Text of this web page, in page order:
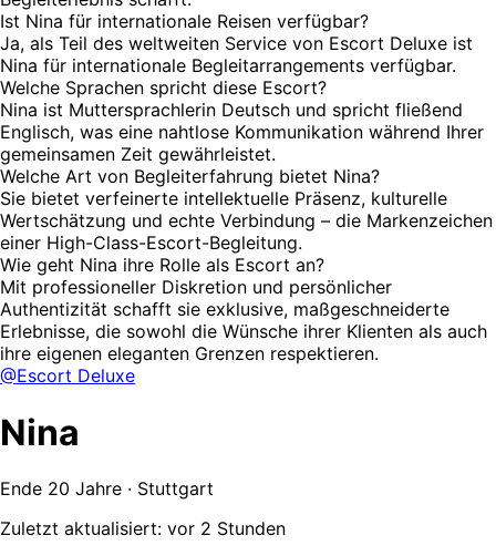
Ist Nina für internationale Reisen verfügbar?
Ja, als Teil des weltweiten Service von Escort Deluxe ist
Nina für internationale Begleitarrangements verfügbar.
Welche Sprachen spricht diese Escort?
Nina ist Muttersprachlerin Deutsch und spricht fließend
Englisch, was eine nahtlose Kommunikation während Ihrer
gemeinsamen Zeit gewährleistet.
Welche Art von Begleiterfahrung bietet Nina?
Sie bietet verfeinerte intellektuelle Präsenz, kulturelle
Wertschätzung und echte Verbindung – die Markenzeichen
einer High-Class-Escort-Begleitung.
Wie geht Nina ihre Rolle als Escort an?
Mit professioneller Diskretion und persönlicher
Authentizität schafft sie exklusive, maßgeschneiderte
Erlebnisse, die sowohl die Wünsche ihrer Klienten als auch
ihre eigenen eleganten Grenzen respektieren.
@Escort Deluxe
Nina
Ende 20 Jahre · Stuttgart
Zuletzt aktualisiert: vor 2 Stunden